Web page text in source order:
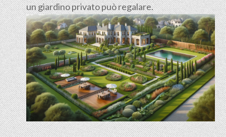
un giardino privato può regalare.